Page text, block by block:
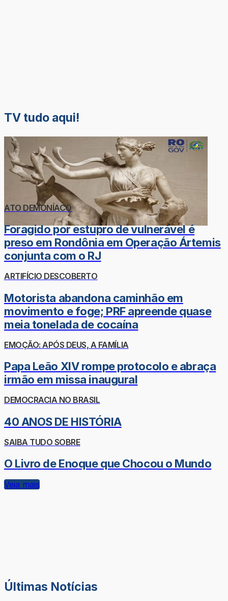
TV tudo aqui!
ATO DEMONÍACO
Foragido por estupro de vulnerável é
preso em Rondônia em Operação Ártemis
conjunta com o RJ
ARTIFÍCIO DESCOBERTO
Motorista abandona caminhão em
movimento e foge; PRF apreende quase
meia tonelada de cocaína
EMOÇÃO: APÓS DEUS, A FAMÍLIA
Papa Leão XIV rompe protocolo e abraça
irmão em missa inaugural
DEMOCRACIA NO BRASIL
40 ANOS DE HISTÓRIA
SAIBA TUDO SOBRE
O Livro de Enoque que Chocou o Mundo
Veja mais
Últimas Notícias